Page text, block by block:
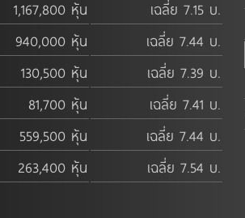
1,167,800 หุ้น
เฉลี่ย 7.15 บ.
940,000 หุ้น
เฉลี่ย 7.44 บ.
130,500 หุ้น
เฉลี่ย 7.39 บ.
81,700 หุ้น
เฉลี่ย 7.41 บ.
559,500 หุ้น
เฉลี่ย 7.44 บ.
263,400 หุ้น เฉลี่ย 7.54 บ.